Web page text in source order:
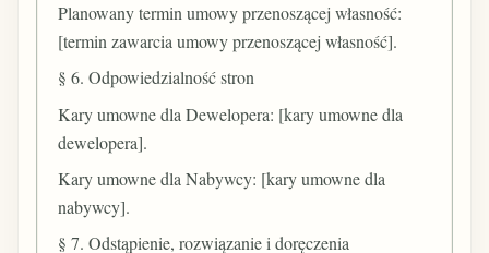
Planowany termin umowy przenoszącej własność:
[termin zawarcia umowy przenoszącej własność].
§ 6. Odpowiedzialność stron
Kary umowne dla Dewelopera: [kary umowne dla
dewelopera].
Kary umowne dla Nabywcy: [kary umowne dla
nabywcy].
§ 7. Odstąpienie, rozwiązanie i doręczenia